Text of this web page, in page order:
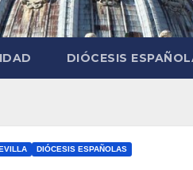
DIÓCESIS
DIÓCESIS ESPAÑOLAS